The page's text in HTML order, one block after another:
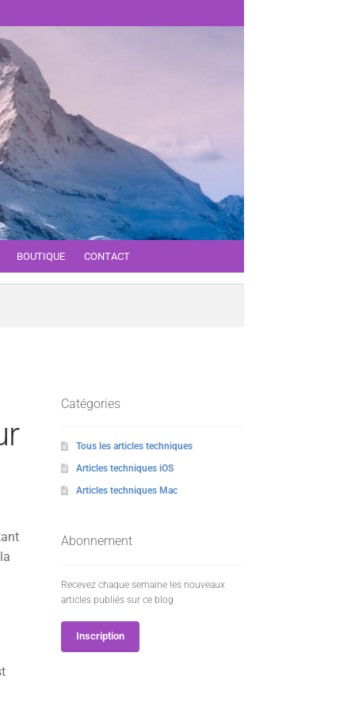
BOUTIQUE CONTACT
Catégories
Tous les articles techniques
Articles techniques iOS
Articles techniques Mac
Abonnement
Recevez chaque semaine les nouveaux
articles publiés sur ce blog
Inscription